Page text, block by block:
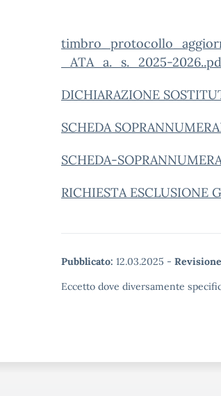
_ATA_a._s._2025-
DICHIARAZIONE
SCHEDA
SCHEDA-
RICHIESTA ESCLUSIONE
Pubblicato: 12.03.2025 -
Eccetto dove diversamente